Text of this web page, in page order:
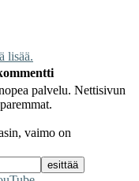
lisää.
palvelu. Nettisivun
vaimo on